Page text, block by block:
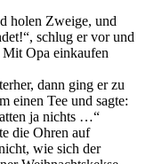
holen Zweige, und
schlug er vor und
Opa einkaufen
dann ging er zu
einen Tee und sagte:
ja nichts …“
die Ohren auf
wie sich der